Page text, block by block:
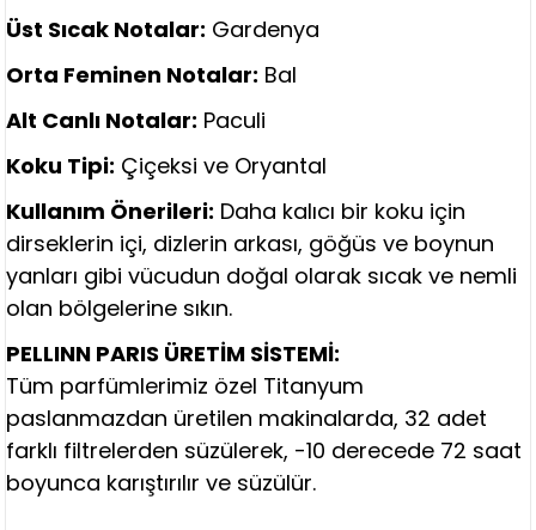
Üst Sıcak Notalar: Gardenya
Orta Feminen Notalar: Bal
Alt Canlı Notalar: Paculi
Koku Tipi: Çiçeksi ve Oryantal
Kullanım Önerileri: Daha kalıcı bir koku için
dirseklerin içi, dizlerin arkası, göğüs ve boynun
yanları gibi vücudun doğal olarak sıcak ve nemli
olan bölgelerine sıkın.
PELLINN PARIS ÜRETİM SİSTEMİ:
Tüm parfümlerimiz özel Titanyum
paslanmazdan üretilen makinalarda, 32 adet
farklı filtrelerden süzülerek, -10 derecede 72 saat
boyunca karıştırılır ve süzülür.